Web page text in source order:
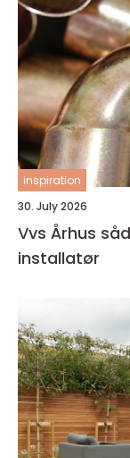
inspiration
30. July 2026
Vvs Århus sådan vælger du den rigtige
installatør